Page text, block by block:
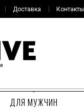
Доставка Контакты
ДЛЯ МУЖЧИН